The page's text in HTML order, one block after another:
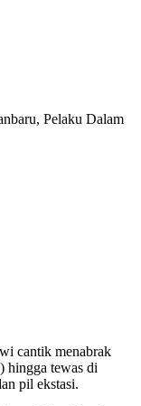
Pelaku Dalam
cantik menabrak
hingga tewas di
pil ekstasi.